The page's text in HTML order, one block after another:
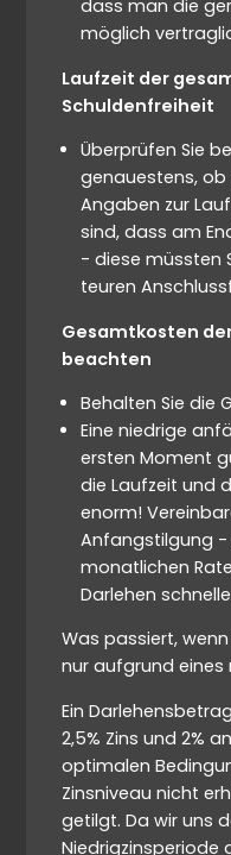
dass man die
möglich
Laufzeit der
Schuldenfreiheit
Überprüfen Sie
genauestens,
Angaben zur
sind, dass am
- diese müssten
teuren
Gesamtkosten
beachten
Behalten Sie die
Eine niedrige
ersten Moment
die Laufzeit und
enorm!
Anfangstilgung -
monatlichen
Darlehen
Was passiert,
nur aufgrund eines
Ein
2,5% Zins und 2%
optimalen
Zinsniveau nicht
getilgt. Da wir uns
Niedrigzinsperiode